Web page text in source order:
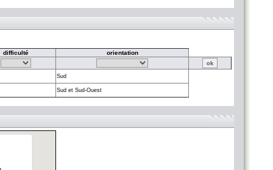
difficulté orientation
Sud
Sud et Sud-Ouest